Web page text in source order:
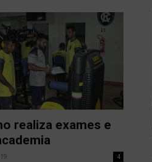
realiza exames e
4